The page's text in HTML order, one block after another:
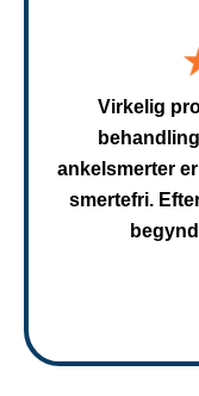
Virkelig
ankelsmerter
smertefri.